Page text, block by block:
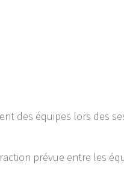
des équipes lors des
prévue entre les